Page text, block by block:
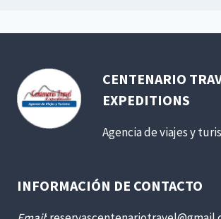
CENTENARIO
EXPEDITIONS
Agencia de viajes y
INFORMACIÓN DE CONTACTO